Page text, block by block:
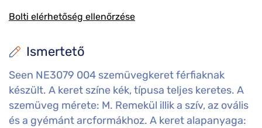
Ismertető
Seen NE3079 004 szemüvegkeret férfiaknak
készült. A keret színe kék, típusa teljes keretes. A
szemüveg mérete: M. Remekül illik a szív, az ovális
és a gyémánt arcformákhoz. A keret alapanyaga:
Bolti elérhetőség ellenőrzése